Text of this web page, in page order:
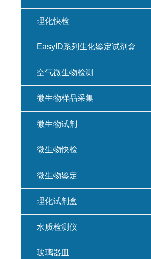
理化快检
EasyID系列生化鉴定试剂盒
空气微生物检测
微生物样品采集
微生物试剂
微生物快检
微生物鉴定
理化试剂盒
水质检测仪
玻璃器皿